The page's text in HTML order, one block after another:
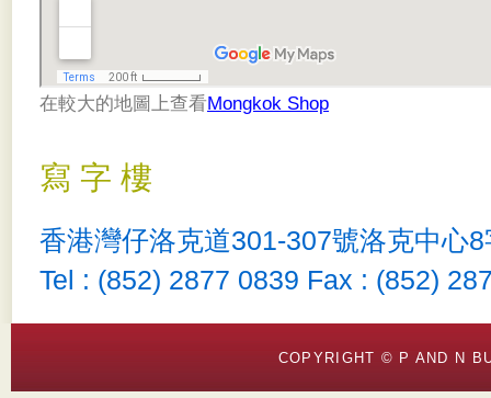
在較大的地圖上查看Mongkok Shop
寫 字 樓
香港灣仔洛克道301-307號洛克中心
Tel : (852) 2877 0839 Fax : (852)
COPYRIGHT © P AND N